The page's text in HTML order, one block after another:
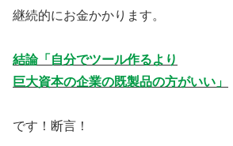
継続的にお金かかります。
結論「自分でツール作るより
巨大資本の企業の既製品の方がいい」
です！断言！